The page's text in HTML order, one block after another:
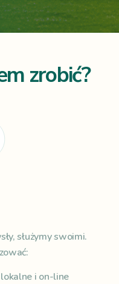
zrobić?
służymy swoimi.
i on-line